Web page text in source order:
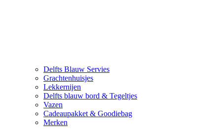
Delfts Blauw Servies
Grachtenhuisjes
Lekkernijen
Delfts blauw bord & Tegeltjes
Vazen
Cadeaupakket & Goodiebag
Merken